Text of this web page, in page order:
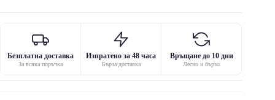
Безплатна доставка
За всяка поръчка
Изпратено за 48 часа
Бърза доставка
Връщане до 10 дни
Лесно и бързо